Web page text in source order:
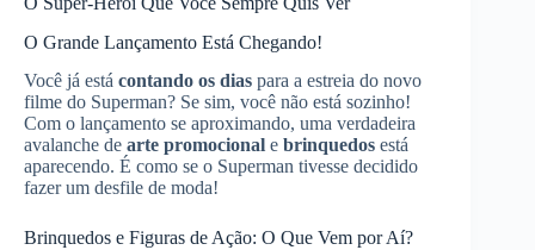
O Grande Lançamento Está Chegando!
Você já está contando os dias para a estreia do novo
filme do Superman? Se sim, você não está sozinho!
Com o lançamento se aproximando, uma verdadeira
avalanche de arte promocional e brinquedos está
aparecendo. É como se o Superman tivesse decidido
fazer um desfile de moda!
Brinquedos e Figuras de Ação: O Que Vem por Aí?